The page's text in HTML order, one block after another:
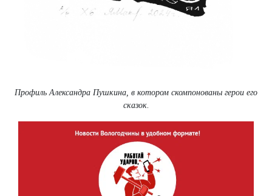
Профиль Александра Пушкина, в котором скомпонованы герои его
сказок.